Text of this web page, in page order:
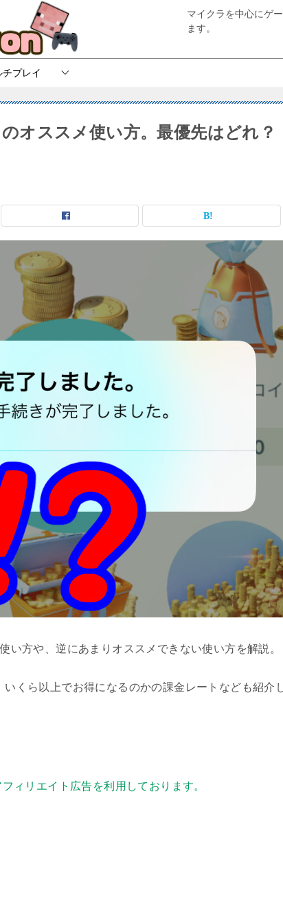
マイクラを中心にゲ
ます。
チプレイ
オススメ使い方。最優先はどれ？
い方や、逆にあまりオススメできない使い方を解説。
くら以上でお得になるのかの課金レートなども紹介
ィリエイト広告を利用しております。